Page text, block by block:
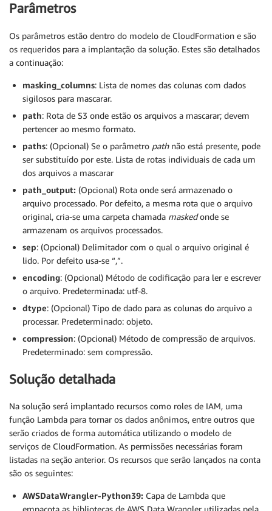
Parâmetros
Os parâmetros estão dentro do modelo de CloudFormation e são
os requeridos para a implantação da solução. Estes são detalhados
a continuação:
masking_columns: Lista de nomes das colunas com dados
sigilosos para mascarar.
path: Rota de S3 onde estão os arquivos a mascarar; devem
pertencer ao mesmo formato.
paths: (Opcional) Se o parâmetro path não está presente, pode
ser substituído por este. Lista de rotas individuais de cada um
dos arquivos a mascarar
path_output: (Opcional) Rota onde será armazenado o
arquivo processado. Por defeito, a mesma rota que o arquivo
original, cria-se uma carpeta chamada maskedonde se
armazenam os arquivos processados.
sep: (Opcional) Delimitador com o qual o arquivo original é
lido. Por defeito usa-se “,”.
encoding: (Opcional) Método de codificação para ler e escrever
o arquivo. Predeterminada: utf-8.
dtype: (Opcional) Tipo de dado para as colunas do arquivo a
processar. Predeterminado: objeto.
compression: (Opcional) Método de compressão de arquivos.
Predeterminado: sem compressão.
Solução detalhada
Na solução será implantado recursos como roles de IAM, uma
função Lambda para tornar os dados anônimos, entre outros que
serão criados de forma automática utilizando o modelo de
serviços de CloudFormation. As permissões necessárias foram
listadas na seção anterior. Os recursos que serão lançados na conta
são os seguintes:
AWSDataWrangler-Python39: Capa de Lambda que